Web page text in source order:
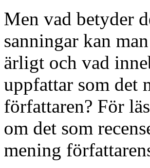
Men vad betyder
sanningar kan
ärligt och vad
uppfattar som det
författaren? För
om det som
mening